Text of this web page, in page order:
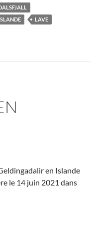
LAVE
en Islande
le 14 juin 2021 dans